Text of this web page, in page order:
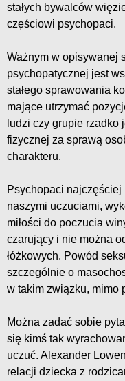
stałych bywalców
częściowi psychopaci.
Ważnym w opisywanej
psychopatycznej jest
stałego sprawowania
mające utrzymać
ludzi czy grupie
fizycznej za sprawą
charakteru.
Psychopaci
naszymi uczuciami,
miłości do poczucia
czarujący i nie można
łóżkowych. Powód
szczególnie o
w takim związku, mimo
Można zadać sobie
się kimś tak
uczuć. Alexander
relacji dziecka z